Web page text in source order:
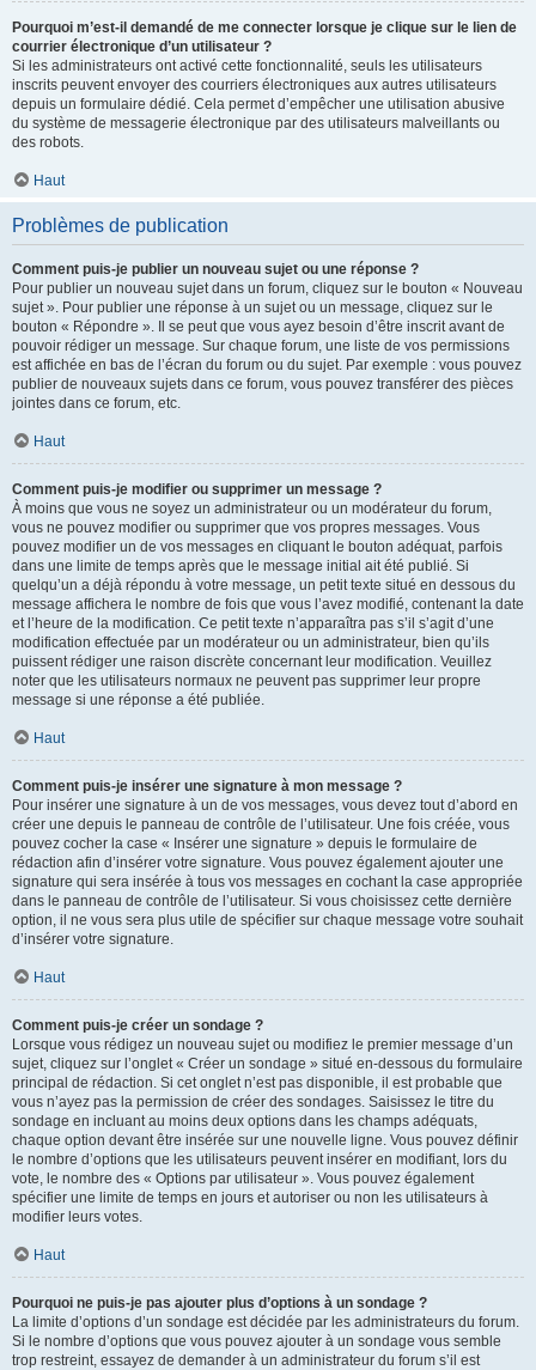
Pourquoi m’est-il demandé de me connecter lorsque je clique sur le lien de
courrier électronique d’un utilisateur ?
Si les administrateurs ont activé cette fonctionnalité, seuls les utilisateurs
inscrits peuvent envoyer des courriers électroniques aux autres utilisateurs
depuis un formulaire dédié. Cela permet d’empêcher une utilisation abusive
du système de messagerie électronique par des utilisateurs malveillants ou
des robots.
Haut
Problèmes de publication
Comment puis-je publier un nouveau sujet ou une réponse ?
Pour publier un nouveau sujet dans un forum, cliquez sur le bouton « Nouveau
sujet ». Pour publier une réponse à un sujet ou un message, cliquez sur le
bouton « Répondre ». Il se peut que vous ayez besoin d’être inscrit avant de
pouvoir rédiger un message. Sur chaque forum, une liste de vos permissions
est affichée en bas de l’écran du forum ou du sujet. Par exemple : vous pouvez
publier de nouveaux sujets dans ce forum, vous pouvez transférer des pièces
jointes dans ce forum, etc.
Haut
Comment puis-je modifier ou supprimer un message ?
À moins que vous ne soyez un administrateur ou un modérateur du forum,
vous ne pouvez modifier ou supprimer que vos propres messages. Vous
pouvez modifier un de vos messages en cliquant le bouton adéquat, parfois
dans une limite de temps après que le message initial ait été publié. Si
quelqu’un a déjà répondu à votre message, un petit texte situé en dessous du
message affichera le nombre de fois que vous l’avez modifié, contenant la date
et l’heure de la modification. Ce petit texte n’apparaîtra pas s’il s’agit d’une
modification effectuée par un modérateur ou un administrateur, bien qu’ils
puissent rédiger une raison discrète concernant leur modification. Veuillez
noter que les utilisateurs normaux ne peuvent pas supprimer leur propre
message si une réponse a été publiée.
Haut
Comment puis-je insérer une signature à mon message ?
Pour insérer une signature à un de vos messages, vous devez tout d’abord en
créer une depuis le panneau de contrôle de l’utilisateur. Une fois créée, vous
pouvez cocher la case « Insérer une signature » depuis le formulaire de
rédaction afin d’insérer votre signature. Vous pouvez également ajouter une
signature qui sera insérée à tous vos messages en cochant la case appropriée
dans le panneau de contrôle de l’utilisateur. Si vous choisissez cette dernière
option, il ne vous sera plus utile de spécifier sur chaque message votre souhait
d’insérer votre signature.
Haut
Comment puis-je créer un sondage ?
Lorsque vous rédigez un nouveau sujet ou modifiez le premier message d’un
sujet, cliquez sur l’onglet « Créer un sondage » situé en-dessous du formulaire
principal de rédaction. Si cet onglet n’est pas disponible, il est probable que
vous n’ayez pas la permission de créer des sondages. Saisissez le titre du
sondage en incluant au moins deux options dans les champs adéquats,
chaque option devant être insérée sur une nouvelle ligne. Vous pouvez définir
le nombre d’options que les utilisateurs peuvent insérer en modifiant, lors du
vote, le nombre des « Options par utilisateur ». Vous pouvez également
spécifier une limite de temps en jours et autoriser ou non les utilisateurs à
modifier leurs votes.
Haut
Pourquoi ne puis-je pas ajouter plus d’options à un sondage ?
La limite d’options d’un sondage est décidée par les administrateurs du forum.
Si le nombre d’options que vous pouvez ajouter à un sondage vous semble
trop restreint, essayez de demander à un administrateur du forum s’il est